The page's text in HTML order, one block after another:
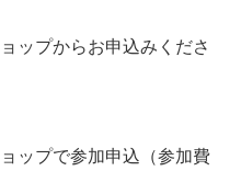
ップからお申込みくださ
ップで参加申込（参加費